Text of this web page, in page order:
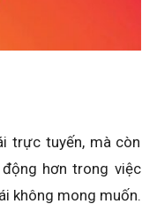
trực tuyến, mà còn
hơn trong việc
không mong muốn.